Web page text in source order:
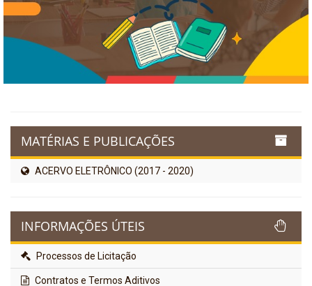
MATÉRIAS E PUBLICAÇÕES
ACERVO ELETRÔNICO (2017 - 2020)
INFORMAÇÕES ÚTEIS
Processos de Licitação
Contratos e Termos Aditivos